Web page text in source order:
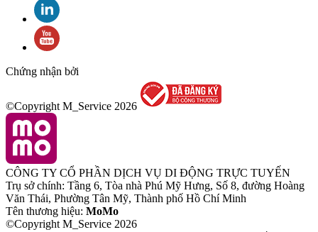
Chứng nhận bởi
©Copyright M_Service 2026
CÔNG TY CỔ PHẦN DỊCH VỤ DI ĐỘNG TRỰC TUYẾN
Trụ sở chính: Tầng 6, Tòa nhà Phú Mỹ Hưng, Số 8, đường Hoàng
Văn Thái, Phường Tân Mỹ, Thành phố Hồ Chí Minh
Tên thương hiệu: MoMo
©Copyright M_Service 2026